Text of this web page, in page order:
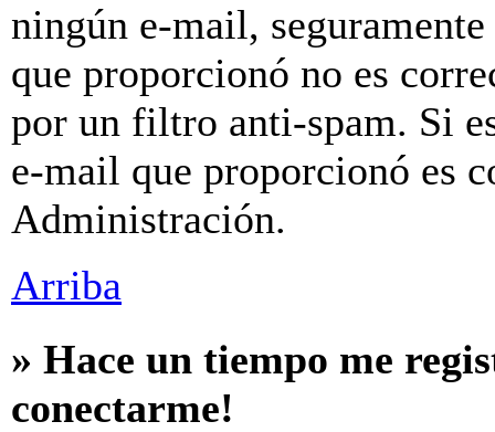
ningún e-mail,
que proporcionó no es
por un filtro anti-spam. Si
e-mail que proporcionó es
Administración.
Arriba
» Hace un tiempo me
conectarme!